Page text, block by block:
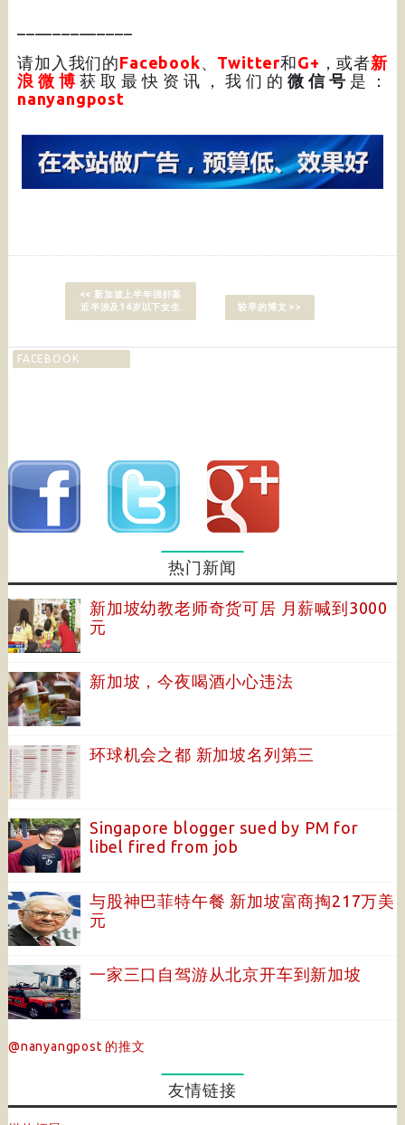
请加入我们的Facebook、 Twitter和G+ ，或者新
浪微博 获取最快资讯，我们的微信号 是：
nanyangpost
<< 新加坡上半年强奸案
近半涉及14岁以下女生
较早的博文 >>
FACEBOOK
热门新闻
新加坡幼教老师奇货可居 月薪喊到3000
元
新加坡，今夜喝酒小心违法
环球机会之都 新加坡名列第三
Singapore blogger sued by PM for
libel fired from job
与股神巴菲特午餐 新加坡富商掏217万美
元
一家三口自驾游从北京开车到新加坡
@nanyangpost 的推文
友情链接